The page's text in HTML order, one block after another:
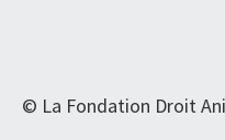
© La Fondation Droit